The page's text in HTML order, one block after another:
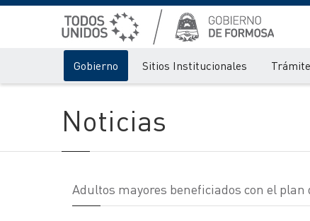
Gobierno Sitios Institucionales
Noticias
Adultos mayores beneficiados con el